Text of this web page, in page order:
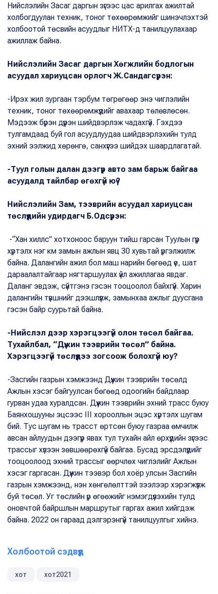
Нийслэлийн Засаг даргын зүгээс цас арилгах ажилтай
холбогдуулан техник, тоног төхөөрөмжийг шинэчлэхтэй
холбоотой төсвийн асуудлыг НИТХ-д танилцуулахаар
ажиллаж байна.
Нийслэлийн Засаг даргын Хөгжлийн бодлогын
асуудал хариуцсан орлогч Ж.Сандагсүрэн:
-Ирэх жил зургаан тэрбум төгрөгөөр энэ чиглэлийн
техник, тоног төхөөрөмжүүдийг авахаар төлөвлөсөн.
Мэдээж бүрэн дүүрэн шийдвэрлэж чадахгүй. Гэхдээ
тулгамдаад буй гол асуудлуудаа шийдвэрлэхийн тулд
эхний ээлжид хөрөнгө, санхүүгээ шийдэх шаардлагатай.
-Туул голын далан дээгүүр авто зам барьж байгаа
асуудалд тайлбар өгөхгүй юү?
Нийслэлийн Зам, тээврийн асуудал хариуцсан
төслүүдийн удирдагч Б.Одсүрэн:
-“Хан хиллс” хотхоноос баруун тийш гарсан Туулын гүүр
хүртэлх нэг км замын ажлын явц 30 хувьтай үргэлжилж
байна. Далангийн ажил бол маш нарийн бөгөөд үе, шат
дараалалтайгаар нягтаршуулах үйл ажиллагаа явдаг.
Даланг эвдэж, сүйтгэнэ гэсэн тооцоолол байхгүй. Харин
далангийн түвшнийг дээшлүүлж, замынхаа ажлыг дуусгана
гэсэн байр суурьтай байна.
-Нийслэл дээр хэрэгцээгүй олон төсөл байгаа.
Тухайлбал, “Дүүжин тээврийн төсөл” байна.
Хэрэгцээгүй төслүүдээ зогсоож болохгүй юу?
-Засгийн газрын хэмжээнд Дүүжин тээврийн төсөлд
Ажлын хэсэг байгуулсан бөгөөд одоогийн байдлаар
гурван удаа хуралдсан. Дүүжин тээврийн эхний трасс буюу
Баянхошууны эцсээс III хорооллын эцэс хүртэлх шугам
бий. Тус шугам нь трасст өртсөн буюу газраа өмчилж
авсан айлуудын дээгүүр явах тул тухайн айл өрхүүдийн зүгээс
трассыг хүлээн зөвшөөрөхгүй байгаа. Бусад эрсдэлүүдийг
тооцоолоод эхний трассыг өөрчлөх чиглэлийг Ажлын
хэсэг гаргасан. Дүүжин тээвэр бол хоёр улсын Засгийн
газрын хэмжээнд, нэн хөнгөлөлттэй зээлээр хэрэгжүүлж
буй төсөл. Уг төслийн үр өгөөжийг нэмэгдүүлэхийн тулд
оновчтой байршлын маршрутыг гаргах ажил хийгдэж
байна. 2022 он гараад дэлгэрэнгүй танилцуулгыг хийнэ.
Холбоотой сэдвүүд
хот хот2021